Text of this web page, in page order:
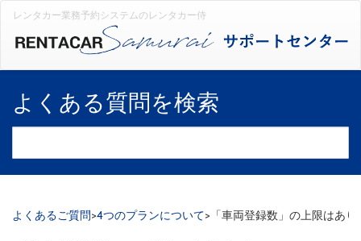
レンタカー業務予約システムのレンタカー侍
よくある質問を検索
よくあるご質問>4つのプランについて> 「車両登録数」の上限はあ